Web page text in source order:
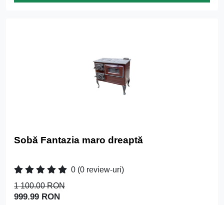
Sobă Fantazia maro dreaptă
0 (0 review-uri)
1 100.00 RON
999.99 RON